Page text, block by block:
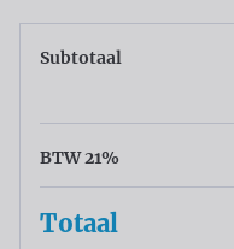
Subtotaal
BTW 21%
Totaal